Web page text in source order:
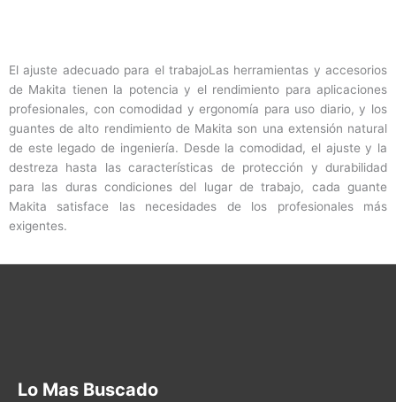
El ajuste adecuado para el trabajoLas herramientas y accesorios
de Makita tienen la potencia y el rendimiento para aplicaciones
profesionales, con comodidad y ergonomía para uso diario, y los
guantes de alto rendimiento de Makita son una extensión natural
de este legado de ingeniería. Desde la comodidad, el ajuste y la
destreza hasta las características de protección y durabilidad
para las duras condiciones del lugar de trabajo, cada guante
Makita satisface las necesidades de los profesionales más
exigentes.
Lo Mas Buscado